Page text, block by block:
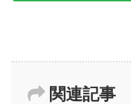
関連記事